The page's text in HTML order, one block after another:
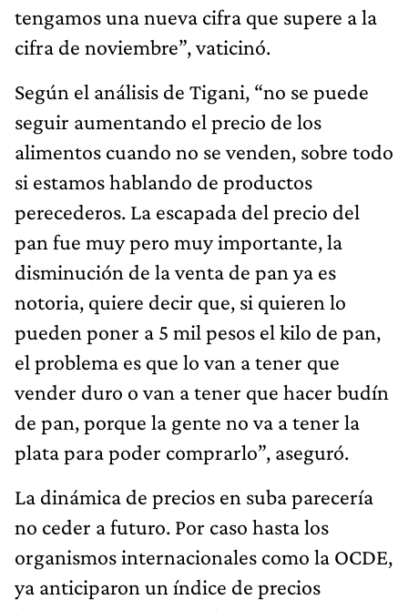
tengamos una nueva cifra que supere a la
cifra de noviembre”, vaticinó.
Según el análisis de Tigani, “no se puede
seguir aumentando el precio de los
alimentos cuando no se venden, sobre todo
si estamos hablando de productos
perecederos. La escapada del precio del
pan fue muy pero muy importante, la
disminución de la venta de pan ya es
notoria, quiere decir que, si quieren lo
pueden poner a 5 mil pesos el kilo de pan,
el problema es que lo van a tener que
vender duro o van a tener que hacer budín
de pan, porque la gente no va a tener la
plata para poder comprarlo”, aseguró.
La dinámica de precios en suba parecería
no ceder a futuro. Por caso hasta los
organismos internacionales como la OCDE,
ya anticiparon un índice de precios